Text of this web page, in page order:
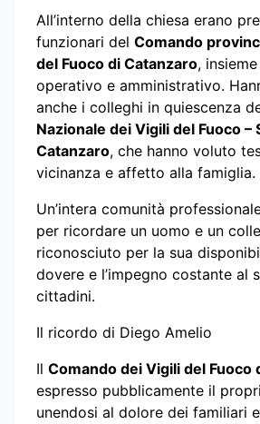
All’interno della chiesa erano
funzionari del Comando
del Fuoco di Catanzaro,
operativo e amministrativo.
anche i colleghi in quiescenza
Nazionale dei Vigili del Fuoco –
Catanzaro, che hanno voluto
vicinanza e affetto alla famiglia.
Un’intera comunità
per ricordare un uomo e un
riconosciuto per la sua
dovere e l’impegno costante al
cittadini.
Il ricordo di Diego Amelio
Il Comando dei Vigili del Fuoco
espresso pubblicamente il
unendosi al dolore dei familiari